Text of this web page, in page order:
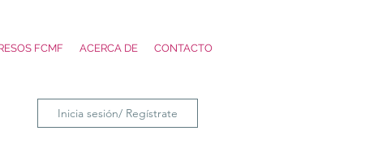
FCMF ACERCA DE CONTACTO
Inicia sesión/ Regístrate